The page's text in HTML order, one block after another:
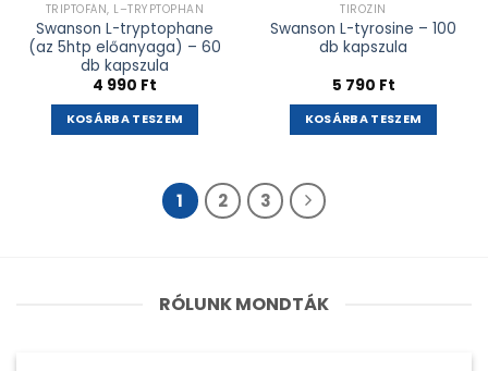
TRIPTOFÁN, L–TRYPTOPHAN
Swanson L-tryptophane
(az 5htp előanyaga) – 60
db kapszula
4 990 Ft
KOSÁRBA TESZEM
TIROZIN
Swanson L-tyrosine – 100
db kapszula
5 790 Ft
KOSÁRBA TESZEM
1 2 3
RÓLUNK MONDTÁK